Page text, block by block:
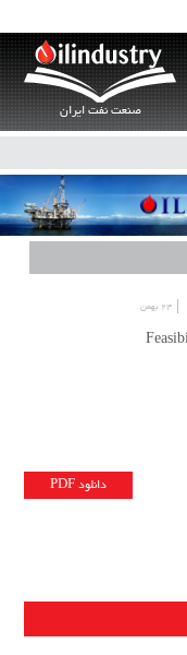
صنعت نفت ایران
۲۴ بهمن
دانلود PDF